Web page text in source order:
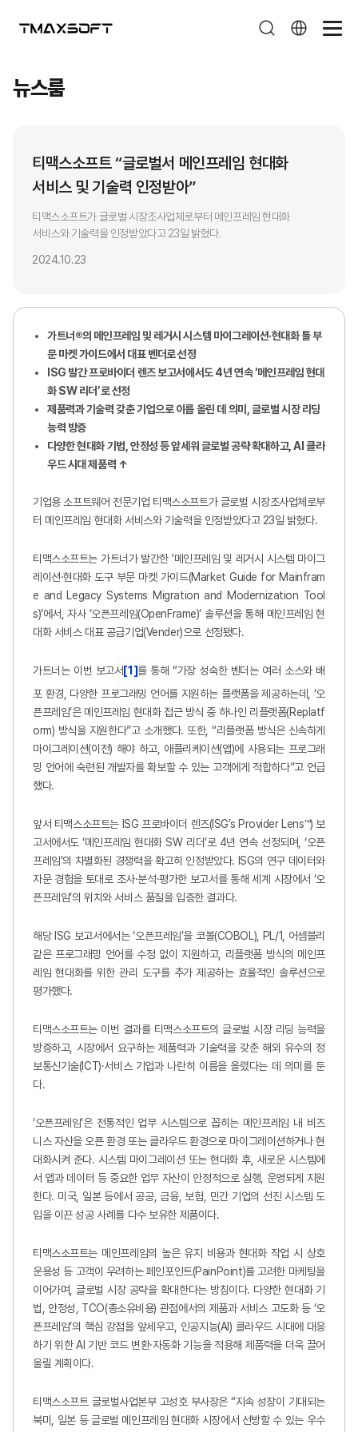
뉴스룸
뉴스룸
티맥스소프트 “글로벌서 메인프레임 현대화
서비스 및 기술력 인정받아”
티맥스소프트가 글로벌 시장조사업체로부터 메인프레임 현대화
서비스와 기술력을 인정받았다고 23일 밝혔다.
2024.10.23
가트너®의 메인프레임 및 레거시 시스템 마이그레이션·현대화 툴 부
문 마켓 가이드에서 대표 벤더로 선정
ISG 발간 프로바이더 렌즈 보고서에서도 4년 연속 ‘메인프레임 현대
화 SW 리더’로 선정
제품력과 기술력 갖춘 기업으로 이름 올린 데 의미, 글로벌 시장 리딩
능력 방증
다양한 현대화 기법, 안정성 등 앞세워 글로벌 공략 확대하고, AI 클라
우드 시대 제품력 ↑
기업용 소프트웨어 전문기업 티맥스소프트가 글로벌 시장조사업체로부
터 메인프레임 현대화 서비스와 기술력을 인정받았다고 23일 밝혔다.
티맥스소프트는 가트너가 발간한 '메인프레임 및 레거시 시스템 마이그
레이션·현대화 도구 부문 마켓 가이드(Market Guide for Mainfram
e and Legacy Systems Migration and Modernization Tool
s)’에서, 자사 ‘오픈프레임(OpenFrame)’ 솔루션을 통해 메인프레임 현
대화 서비스 대표 공급기업(Vender)으로 선정됐다.
가트너는 이번 보고서 [1]를 통해 “가장 성숙한 벤더는 여러 소스와 배
포 환경, 다양한 프로그래밍 언어를 지원하는 플랫폼을 제공하는데, ‘오
픈프레임’은 메인프레임 현대화 접근 방식 중 하나인 리플랫폼(Replatf
orm) 방식을 지원한다”고 소개했다. 또한, “리플랫폼 방식은 신속하게
마이그레이션(이전) 해야 하고, 애플리케이션(앱)에 사용되는 프로그래
밍 언어에 숙련된 개발자를 확보할 수 있는 고객에게 적합하다”고 언급
했다.
앞서 티맥스소프트는 ISG 프로바이더 렌즈(ISG’s Provider Lens™) 보
고서에서도 ‘메인프레임 현대화 SW 리더’로 4년 연속 선정되며, ‘오픈
프레임’의 차별화된 경쟁력을 확고히 인정받았다. ISG의 연구 데이터와
자문 경험을 토대로 조사·분석·평가한 보고서를 통해 세계 시장에서 ‘오
픈프레임’의 위치와 서비스 품질을 입증한 결과다.
해당 ISG 보고서에서는 ‘오픈프레임’을 코볼(COBOL), PL/1, 어셈블리
같은 프로그래밍 언어를 수정 없이 지원하고, 리플랫폼 방식의 메인프
레임 현대화를 위한 관리 도구를 추가 제공하는 효율적인 솔루션으로
평가했다.
티맥스소프트는 이번 결과를 티맥스소프트의 글로벌 시장 리딩 능력을
방증하고, 시장에서 요구하는 제품력과 기술력을 갖춘 해외 유수의 정
보통신기술(ICT)·서비스 기업과 나란히 이름을 올렸다는 데 의미를 둔
다.
‘오픈프레임’은 전통적인 업무 시스템으로 꼽히는 메인프레임 내 비즈
니스 자산을 오픈 환경 또는 클라우드 환경으로 마이그레이션하거나 현
대화시켜 준다. 시스템 마이그레이션 또는 현대화 후, 새로운 시스템에
서 앱과 데이터 등 중요한 업무 자산이 안정적으로 실행, 운영되게 지원
한다. 미국, 일본 등에서 공공, 금융, 보험, 민간 기업의 선진 시스템 도
입을 이끈 성공 사례를 다수 보유한 제품이다.
티맥스소프트는 메인프레임의 높은 유지 비용과 현대화 작업 시 상호
운용성 등 고객이 우려하는 페인포인트(PainPoint)를 고려한 마케팅을
이어가며, 글로벌 시장 공략을 확대한다는 방침이다. 다양한 현대화 기
법, 안정성, TCO(총소유비용) 관점에서의 제품과 서비스 고도화 등 ‘오
픈프레임’의 핵심 강점을 앞세우고, 인공지능(AI) 클라우드 시대에 대응
하기 위한 AI 기반 코드 변환·자동화 기능을 적용해 제품력을 더욱 끌어
올릴 계획이다.
티맥스소프트 글로벌사업본부 고성호 부사장은 “지속 성장이 기대되는
북미, 일본 등 글로벌 메인프레임 현대화 시장에서 선방할 수 있는 우수